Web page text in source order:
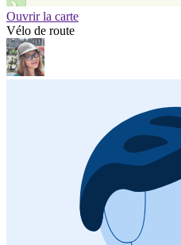
Ouvrir la carte
Vélo de route